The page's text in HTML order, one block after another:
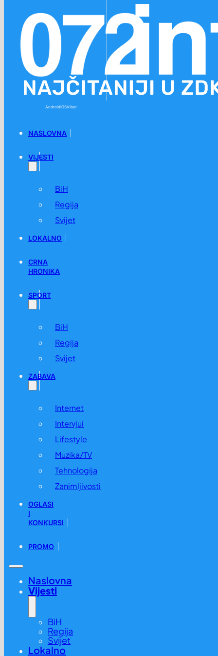
AndroidiOSViber
NASLOVNA
VIJESTI
BiH
Regija
Svijet
LOKALNO
CRNA
HRONIKA
SPORT
BiH
Regija
Svijet
ZABAVA
Internet
Intervjui
Lifestyle
Muzika/TV
Tehnologija
Zanimljivosti
OGLASI
I
KONKURSI
PROMO
Naslovna
Vijesti
BiH
Regija
Svijet
Lokalno